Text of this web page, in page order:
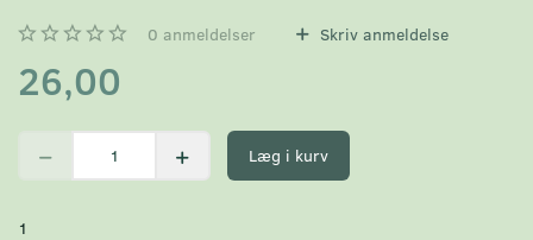
0 anmeldelser Skriv anmeldelse
26,00
Læg i kurv
1